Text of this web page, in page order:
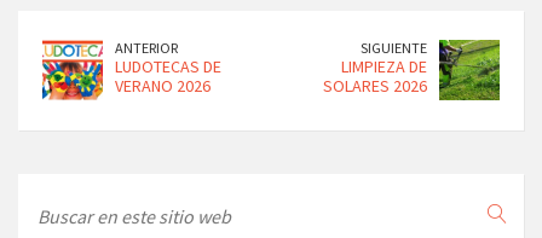
ANTERIOR
LUDOTECAS DE
VERANO 2026
SIGUIENTE
LIMPIEZA DE
SOLARES 2026